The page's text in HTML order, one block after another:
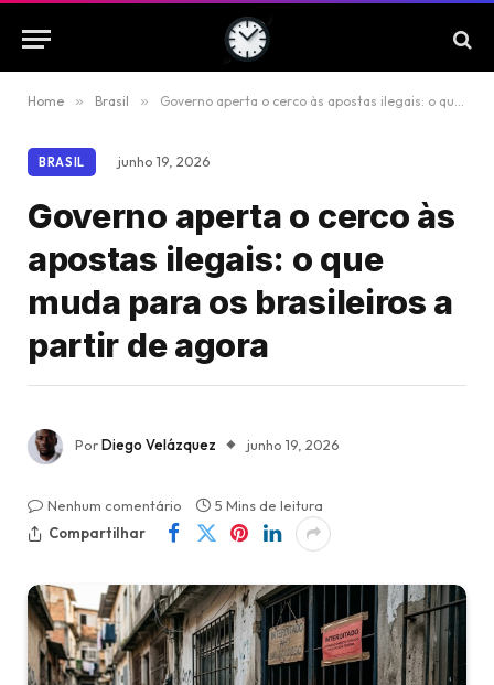
Home » Brasil » Governo aperta o cerco às apostas ilegais: o que muda para os brasileiros a partir de agora
BRASIL junho 19, 2026
Governo aperta o cerco às
apostas ilegais: o que
muda para os brasileiros a
partir de agora
PorDiego Velázquez junho 19, 2026
Nenhum comentário
5 Mins de leitura
Compartilhar